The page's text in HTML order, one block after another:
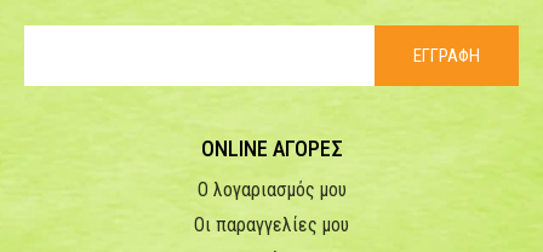
ΕΓΓΡΑΦΗ
ONLINE ΑΓΟΡΕΣ
Ο λογαριασμός μου
Οι παραγγελίες μου